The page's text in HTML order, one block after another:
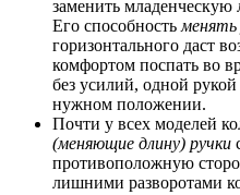
заменить
Его способность менять
горизонтального даст
комфортом поспать во
без усилий, одной
нужном положении.
Почти у всех моделей
(меняющие длину) ручки
противоположную
лишними разворотами